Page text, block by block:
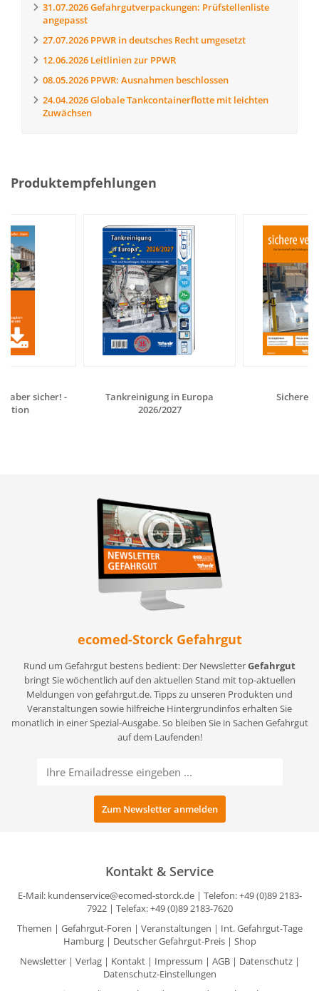
31.07.2026Gefahrgutverpackungen: Prüfstellenliste
angepasst
27.07.2026 PPWR in deutsches Recht umgesetzt
12.06.2026 Leitlinien zur PPWR
08.05.2026 PPWR: Ausnahmen beschlossen
24.04.2026Globale Tankcontainerflotte mit leichten
Zuwächsen
Produktempfehlungen
- aber sicher! -
Tankreinigung in Europa
2026/2027
Sichere
ecomed-Storck Gefahrgut
Rund um Gefahrgut bestens bedient: Der NewsletterGefahrgut
bringt Sie wöchentlich auf den aktuellen Stand mit top-aktuellen
Meldungen von gefahrgut.de. Tipps zu unseren Produkten und
Veranstaltungen sowie hilfreiche Hintergrundinfos erhalten Sie
monatlich in einer Spezial-Ausgabe. So bleiben Sie in Sachen Gefahrgut
auf dem Laufenden!
Kontakt & Service
E-Mail: kundenservice@ecomed-storck.de| Telefon: +49 (0)89 2183-
7922 | Telefax: +49 (0)89 2183-7620
Themen | Gefahrgut-Foren | Veranstaltungen | Int. Gefahrgut-Tage
Hamburg| Deutscher Gefahrgut-Preis| Shop
Newsletter| Verlag| Kontakt| Impressum | AGB| Datenschutz|
Datenschutz-Einstellungen